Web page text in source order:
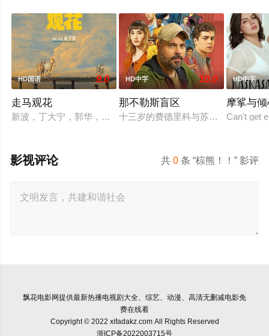
HD国语 9.0
走马观花
新波，丁大宁，郭华，程一木他们毕业于同一所大学。他们和
HD中字 10.0
那不勒斯盲区
十三岁的费德里科与苏西，是那不勒
HD中字
摩挲与
Can't get
共0 条 “棕熊！！” 影评
影视评论
飘花电影网提供最新热播电视剧大全、综艺、动漫、高清无删减电影免
费在线看
Copyright © 2022 xifadakz.com All Rights Reserved
浙ICP备2022003715号